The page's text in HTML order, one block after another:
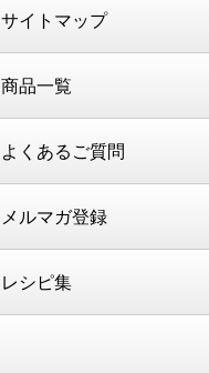
サイトマップ
商品一覧
よくあるご質問
メルマガ登録
レシピ集